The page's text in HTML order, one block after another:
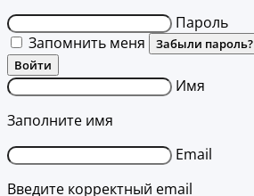
Пароль
Запомнить меня
Забыли пароль?
Войти
Имя
Заполните имя
Email
Введите корректный email